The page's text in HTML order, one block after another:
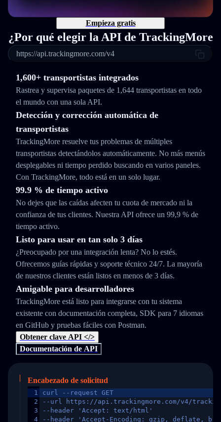
Empieza gratis
¿Por qué elegir la API de TrackingMore
https://api.trackingmore.com/v4
1,600+ transportistas integrados
Rastrea y supervisa paquetes de 1,644 transportistas en todo
el mundo con una sola API.
Detección y corrección automática de
transportistas
TrackingMore resuelve tus problemas de múltiples
transportistas detectándolos automáticamente. No más menús
desplegables ni tiempo perdido buscando en varios paneles.
Con TrackingMore, todo está en un solo lugar.
99.9 % de tiempo activo
No dejes que las caídas afecten tu cuota de mercado ni la
confianza de tus clientes. Nuestra API ofrece un 99,9 % de
tiempo activo.
Listo para usar en tan solo 3 días
¿Preocupado por una integración lenta? No lo estés.
Ofrecemos guías rápidas y soporte técnico 24/7. La mayoría
de nuestros clientes están listos en menos de 3 días.
Amigable para desarrolladores
TrackingMore está listo para integrarse con tu sistema
existente con documentación completa, SDK para 7 idiomas
en GitHub y pruebas fáciles con Postman.
Obtener clave API </>
Documentación de API
Encabezado de solicitud
1
2
3
4
curl --request GET
--url https://api.trackingmore.com/v4/trackings/
--header 'Accept: text/html'
--header 'Accept-Encoding: gzip, deflate,